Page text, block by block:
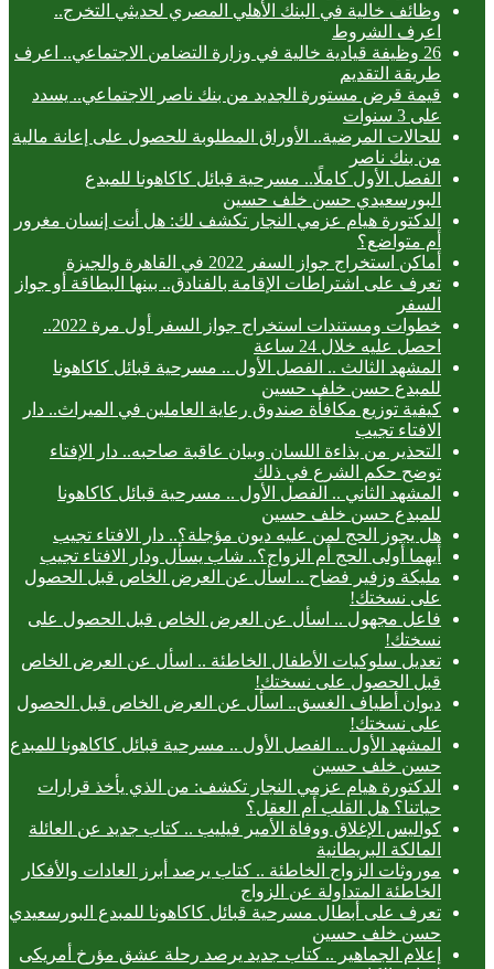
وظائف خالية في البنك الأهلي المصري لحديثي التخرج..
اعرف الشروط
26 وظيفة قيادية خالية في وزارة التضامن الاجتماعي.. اعرف
طريقة التقديم
قيمة قرض مستورة الجديد من بنك ناصر الاجتماعي.. يسدد
على 3 سنوات
للحالات المرضية.. الأوراق المطلوبة للحصول على إعانة مالية
من بنك ناصر
الفصل الأول كاملًا.. مسرحية قبائل كاكاهونا للمبدع
البورسعيدي حسن خلف حسين
الدكتورة هيام عزمي النجار تكشف لك: هل أنت إنسان مغرور
أم متواضع؟
أماكن استخراج جواز السفر 2022 في القاهرة والجيزة
تعرف على اشتراطات الإقامة بالفنادق.. بينها البطاقة أو جواز
السفر
خطوات ومستندات استخراج جواز السفر أول مرة 2022..
احصل عليه خلال 24 ساعة
المشهد الثالث .. الفصل الأول .. مسرحية قبائل كاكاهونا
للمبدع حسن خلف حسين
كيفية توزيع مكافأة صندوق رعاية العاملين في الميراث.. دار
الافتاء تجيب
التحذير من بذاءة اللسان وبيان عاقبة صاحبه.. دار الإفتاء
توضح حكم الشرع في ذلك
المشهد الثاني .. الفصل الأول .. مسرحية قبائل كاكاهونا
للمبدع حسن خلف حسين
هل يجوز الحج لمن عليه ديون مؤجلة؟.. دار الافتاء تجيب
أيهما أولى الحج أم الزواج؟.. شاب يسأل ودار الافتاء تجيب
مليكة وزفير فضاح .. اسأل عن العرض الخاص قبل الحصول
على نسختك!
فاعل مجهول .. اسأل عن العرض الخاص قبل الحصول على
نسختك!
تعديل سلوكيات الأطفال الخاطئة .. اسأل عن العرض الخاص
قبل الحصول على نسختك!
ديوان أطياف الغسق.. اسأل عن العرض الخاص قبل الحصول
على نسختك!
المشهد الأول .. الفصل الأول .. مسرحية قبائل كاكاهونا للمبدع
حسن خلف حسين
الدكتورة هيام عزمي النجار تكشف: من الذي يأخذ قرارات
حياتنا؟ هل القلب أم العقل؟
كواليس الإغلاق ووفاة الأمير فيليب .. كتاب جديد عن العائلة
المالكة البريطانية
موروثات الزواج الخاطئة .. كتاب يرصد أبرز العادات والأفكار
الخاطئة المتداولة عن الزواج
تعرف على أبطال مسرحية قبائل كاكاهونا للمبدع البورسعيدي
حسن خلف حسين
إعلام الجماهير .. كتاب جديد يرصد رحلة عشق مؤرخ أمريكى